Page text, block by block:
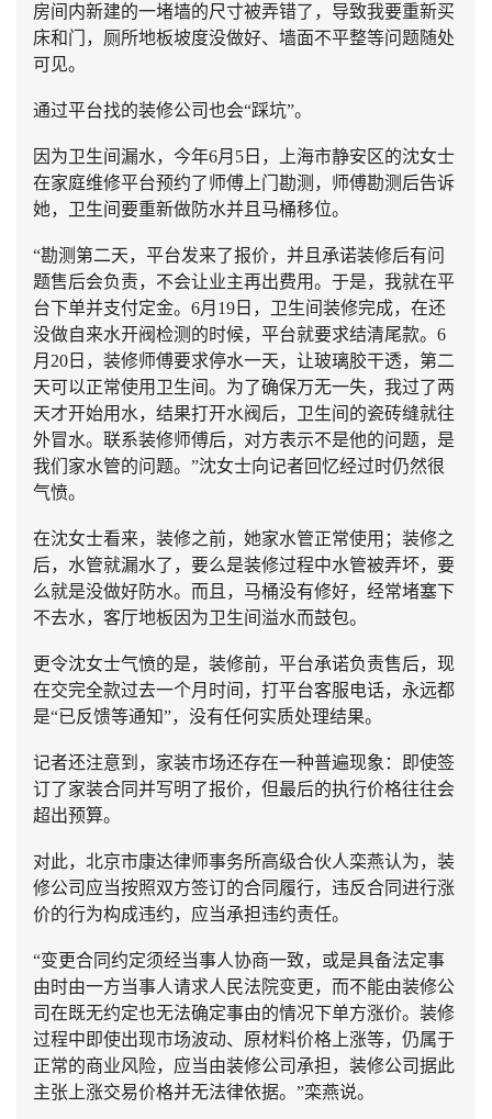
房间内新建的一堵墙的尺寸被弄错了，导致我要重新买
床和门，厕所地板坡度没做好、墙面不平整等问题随处
可见。
通过平台找的装修公司也会“踩坑”。
因为卫生间漏水，今年6月5日，上海市静安区的沈女士
在家庭维修平台预约了师傅上门勘测，师傅勘测后告诉
她，卫生间要重新做防水并且马桶移位。
“勘测第二天，平台发来了报价，并且承诺装修后有问
题售后会负责，不会让业主再出费用。于是，我就在平
台下单并支付定金。6月19日，卫生间装修完成，在还
没做自来水开阀检测的时候，平台就要求结清尾款。6
月20日，装修师傅要求停水一天，让玻璃胶干透，第二
天可以正常使用卫生间。为了确保万无一失，我过了两
天才开始用水，结果打开水阀后，卫生间的瓷砖缝就往
外冒水。联系装修师傅后，对方表示不是他的问题，是
我们家水管的问题。”沈女士向记者回忆经过时仍然很
气愤。
在沈女士看来，装修之前，她家水管正常使用；装修之
后，水管就漏水了，要么是装修过程中水管被弄坏，要
么就是没做好防水。而且，马桶没有修好，经常堵塞下
不去水，客厅地板因为卫生间溢水而鼓包。
更令沈女士气愤的是，装修前，平台承诺负责售后，现
在交完全款过去一个月时间，打平台客服电话，永远都
是“已反馈等通知”，没有任何实质处理结果。
记者还注意到，家装市场还存在一种普遍现象：即使签
订了家装合同并写明了报价，但最后的执行价格往往会
超出预算。
对此，北京市康达律师事务所高级合伙人栾燕认为，装
修公司应当按照双方签订的合同履行，违反合同进行涨
价的行为构成违约，应当承担违约责任。
“变更合同约定须经当事人协商一致，或是具备法定事
由时由一方当事人请求人民法院变更，而不能由装修公
司在既无约定也无法确定事由的情况下单方涨价。装修
过程中即使出现市场波动、原材料价格上涨等，仍属于
正常的商业风险，应当由装修公司承担，装修公司据此
主张上涨交易价格并无法律依据。”栾燕说。